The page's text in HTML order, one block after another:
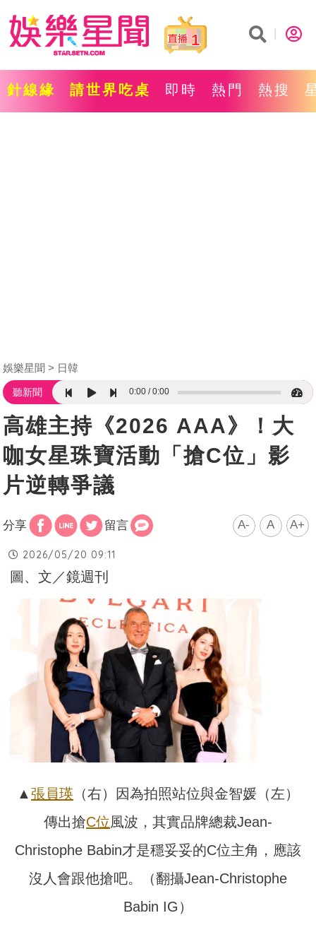
1
針線緣 請世界吃桌 即時 熱門 熱搜
娛樂星聞 日韓
聽新聞 0:00 0:00
高雄主持《2026 AAA》！大
咖女星珠寶活動「搶C位」影
片逆轉爭議
分享 留言 A- A A+
2026/05/20 09:11
圖、文／鏡週刊
▲ 張員瑛 （右）因為拍照站位與金智媛（左）
傳出搶C位風波，其實品牌總裁Jean-
Christophe Babin才是穩妥妥的C位主角，應該
沒人會跟他搶吧。（翻攝Jean-Christophe
Babin IG）